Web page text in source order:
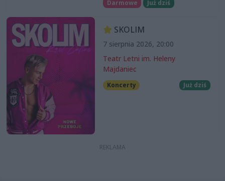
Darmowe
Już dziś
SKOLIM
7 sierpnia 2026, 20:00
Teatr Letni im. Heleny
Majdaniec
Koncerty Już dziś